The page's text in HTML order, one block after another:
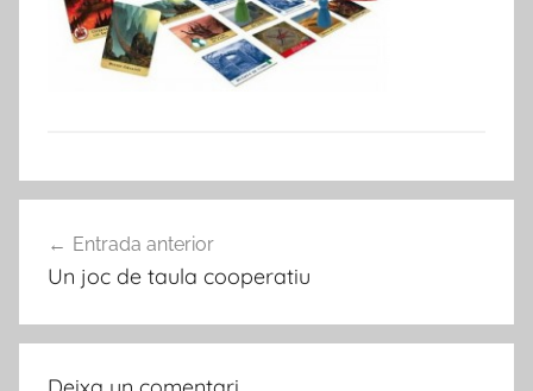
d'entrades
Entrada anterior
Un joc de taula cooperatiu